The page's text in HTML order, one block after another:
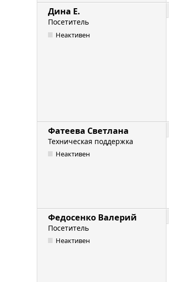
Дина Е.
Посетитель
Неактивен
Фатеева Светлана
Техническая поддержка
Неактивен
Федосенко Валерий
Посетитель
Неактивен